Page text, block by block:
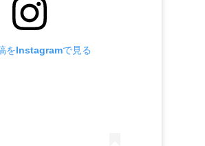
をInstagramで見る